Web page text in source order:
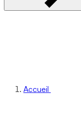
Accueil